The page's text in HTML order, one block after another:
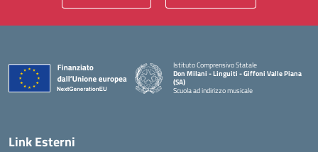
Istituto Comprensivo Statale
Don Milani - Linguiti - Giffoni Valle Piana
(SA)
Scuola ad indirizzo musicale
Link Esterni